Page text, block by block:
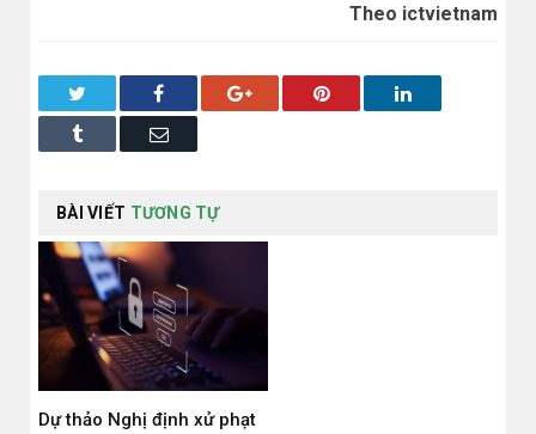
Theo ictvietnam
Facebook Google+ Pinterest LinkedIn
Tumblr Email
BÀI VIẾT TƯƠNG TỰ
Dự thảo Nghị định xử phạt